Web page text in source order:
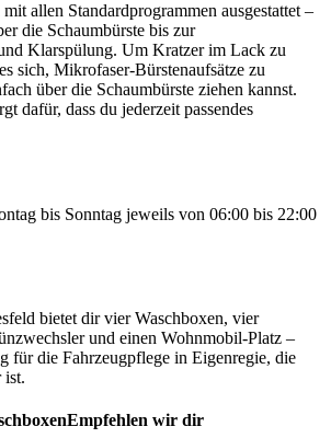
allen Standardprogrammen ausgestattet –
die Schaumbürste bis zur
Klarspülung. Um Kratzer im Lack zu
sich, Mikrofaser-Bürstenaufsätze zu
über die Schaumbürste ziehen kannst.
dafür, dass du jederzeit passendes
bis Sonntag jeweils von 06:00 bis 22:00
bietet dir vier Waschboxen, vier
und einen Wohnmobil-Platz –
für die Fahrzeugpflege in Eigenregie, die
ist.
wir dir